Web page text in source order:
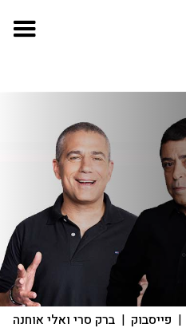
| פייסבוק | ברק סרי ואלי אוחנה